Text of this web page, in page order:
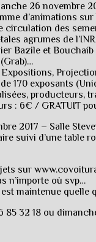
26 novembre
d’animations
circulation des
agrumes de
Bazile et
170 exposants
producteurs,
: 6€ / GRATUIT
2017 – Salle
suivi d’une table
sur
n’importe où svp…
maintenue quelle
85 32 18 ou